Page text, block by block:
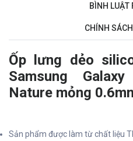
BÌNH LUẬT
CHÍNH
Ốp lưng dẻo
Samsung
Nature mỏng
Sản phẩm được làm từ chất liệu